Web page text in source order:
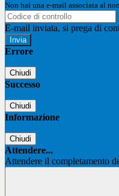
Non hai una e-mail associata al
E-mail inviata, si prega di
Errore
Chiudi
Successo
Chiudi
Informazione
Chiudi
Attendere...
Attendere il completamento